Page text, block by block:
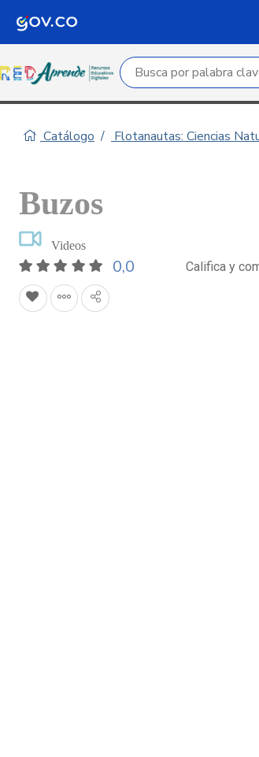
Campo de búsqueda por
Catálogo Flotanautas: Ciencias
Buzos
Videos
0,0 Califica y